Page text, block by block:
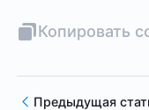
Копировать
Предыдущая